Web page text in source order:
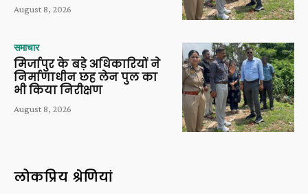
August 8, 2026
समाचार
मिर्जापुर के बड़े अधिकारियों ने
निर्माणाधीन छह लेन पुल का
भी किया निरीक्षण
August 8, 2026
लोकप्रिय श्रेणियां